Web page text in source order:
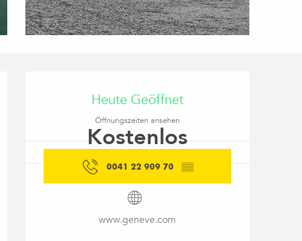
Öffnungszeiten &
Heute Geöffnet
Öffnungszeiten ansehen
Kostenlos
0041 22 909 70 ▒▒
www.geneve.com